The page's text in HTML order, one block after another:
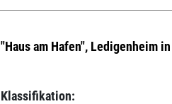
"Haus am Hafen", Ledigenheim
Klassifikation: